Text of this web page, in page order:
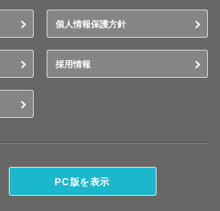
個人情報保護方針
採用情報
PC版を表示